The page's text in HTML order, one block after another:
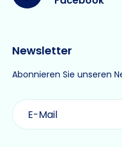
Newsletter
Abonnieren Sie unseren